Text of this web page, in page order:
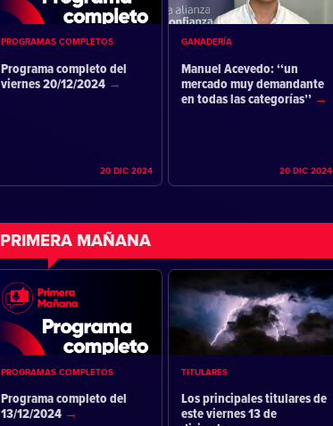
PROGRAMAS COMPLETOS
Programa completo del
viernes 20/12/2024
20 DIC 2024
GANADERÍA
Manuel Acevedo: ‘‘un
mercado muy demandante
en todas las categorías’’
20 DIC 2024
PRIMERA MAÑANA
PROGRAMAS COMPLETOS
Programa completo del
13/12/2024
TITULARES
Los principales titulares de
este viernes 13 de